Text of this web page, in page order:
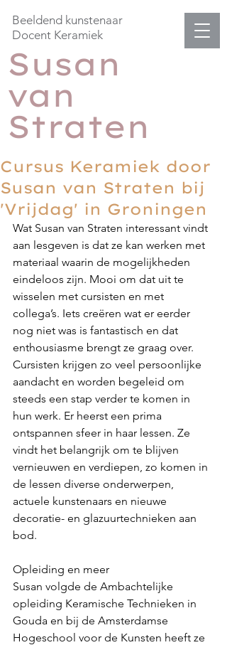
Susan
van
Straten
Beeldend kunstenaar
Docent Keramiek
Cursus Keramiek door
Susan van Straten bij
'Vrijdag' in Groningen
Wat Susan van Straten interessant vindt
aan lesgeven is dat ze kan werken met
materiaal waarin de mogelijkheden
eindeloos zijn. Mooi om dat uit te
wisselen met cursisten en met
collega’s. Iets creëren wat er eerder
nog niet was is fantastisch en dat
enthousiasme brengt ze graag over.
Cursisten krijgen zo veel persoonlijke
aandacht en worden begeleid om
steeds een stap verder te komen in
hun werk. Er heerst een prima
ontspannen sfeer in haar lessen. Ze
vindt het belangrijk om te blijven
vernieuwen en verdiepen, zo komen in
de lessen diverse onderwerpen,
actuele kunstenaars en nieuwe
decoratie- en glazuurtechnieken aan
bod.
Opleiding en meer
Susan volgde de Ambachtelijke
opleiding Keramische Technieken in
Gouda en bij de Amsterdamse
Hogeschool voor de Kunsten heeft ze